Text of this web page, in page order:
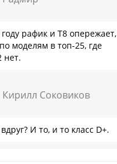
рафик и Т8 опережает,
моделям в топ-25, где
нет.
Кирилл Соковиков
И то, и то класс D+.